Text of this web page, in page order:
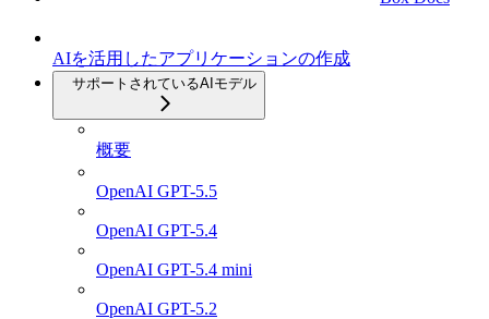
AIを活用したアプリケーションの作成
サポートされているAIモデル
概要
OpenAI GPT-5.5
OpenAI GPT-5.4
OpenAI GPT-5.4 mini
OpenAI GPT-5.2